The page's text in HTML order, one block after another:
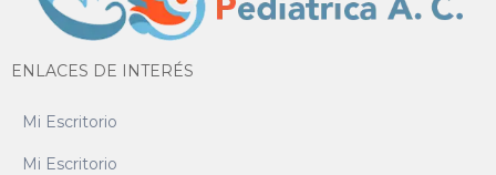
ENLACES DE INTERÉS
Mi Escritorio
Mi Escritorio